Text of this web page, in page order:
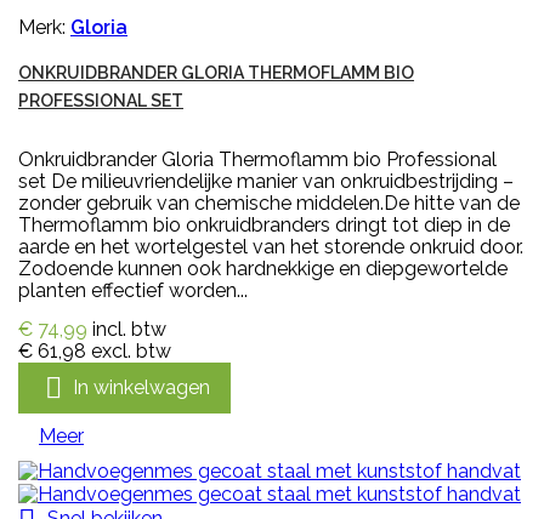
Merk: Gloria
ONKRUIDBRANDER GLORIA THERMOFLAMM BIO
PROFESSIONAL SET
Onkruidbrander Gloria Thermoflamm bio Professional
set De milieuvriendelijke manier van onkruidbestrijding –
zonder gebruik van chemische middelen.De hitte van de
Thermoflamm bio onkruidbranders dringt tot diep in de
aarde en het wortelgestel van het storende onkruid door.
Zodoende kunnen ook hardnekkige en diepgewortelde
planten effectief worden...
€ 74,99 incl. btw
€ 61,98 excl. btw
 In winkelwagen
Meer